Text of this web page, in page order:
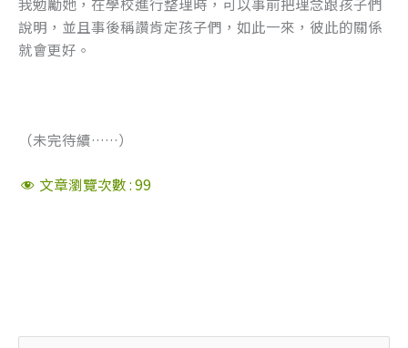
說明，並且事後稱讚肯定孩子們，如此一來，彼此的關係
就會更好。
（未完待續……）
文章瀏覽次數 :99